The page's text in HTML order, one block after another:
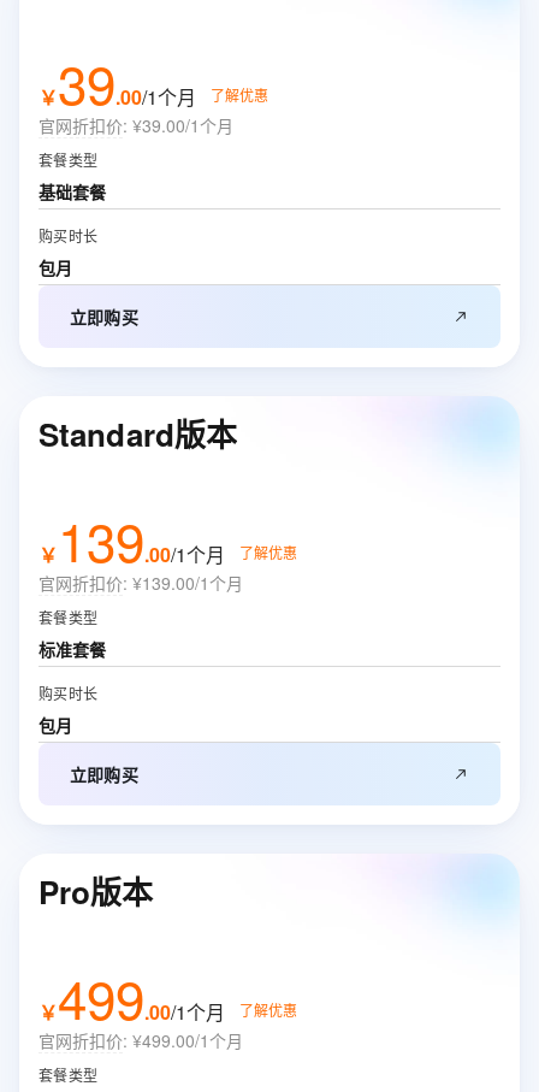
￥39.00/1个月 了解优惠
官网折扣价: ¥39.00/1个月
套餐类型
基础套餐
购买时长
包月
立即购买
Standard版本
￥ 139.00/1个月 了解优惠
官网折扣价: ¥139.00/1个月
套餐类型
标准套餐
购买时长
包月
立即购买
Pro版本
￥499.00/1个月 了解优惠
官网折扣价: ¥499.00/1个月
套餐类型